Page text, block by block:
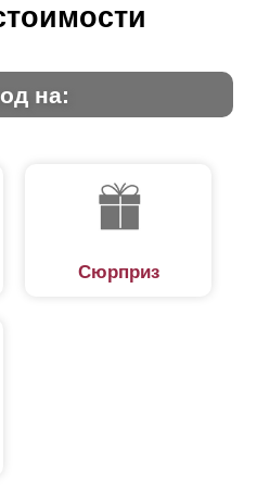
на:
Сюрприз